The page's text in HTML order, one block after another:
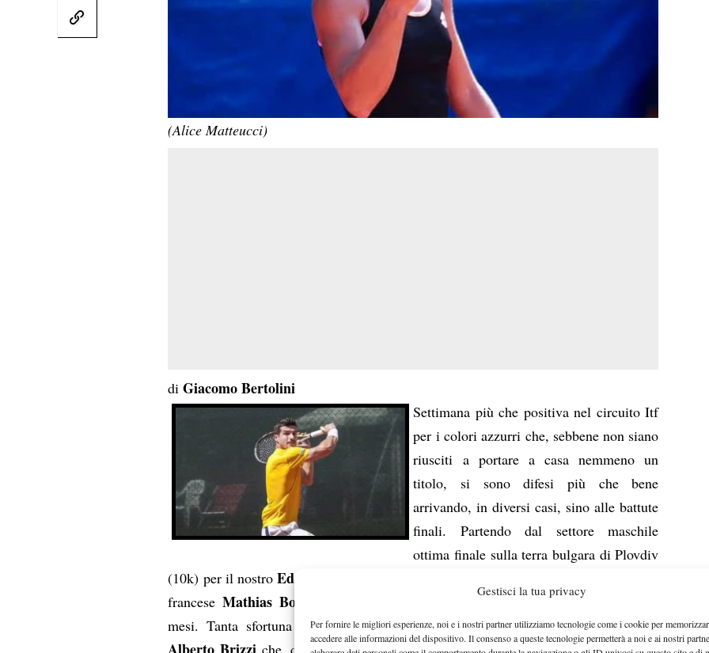
Gestisci la tua privacy
Per fornire le migliori esperienze, noi e i nostri partner utilizziamo tecnologie come i cookie per
accedere alle informazioni del dispositivo. Il consenso a queste tecnologie permetterà a noi e ai nostri
(Alice Matteucci)
diGiacomo Bertolini
Settimana più che positiva nel circuito Itf
per i colori azzurri che, sebbene non siano
riusciti a portare a casa nemmeno un
titolo, si sono difesi più che bene
arrivando, in diversi casi, sino alle battute
finali. Partendo dal settore maschile
ottima finale sulla terra bulgara di Plovdiv
(10k) per il nostroEdoardo Eremin
franceseMathias Bourgue
, 20enne di Avignone in grande spolvero negli ultimi
mesi. Tanta sfortuna invece nel Future di Sassuolo (15k, terra) per il veterano
che, da secondo favorito, è costretto al ritiro in finale sotto 4-6 0-2